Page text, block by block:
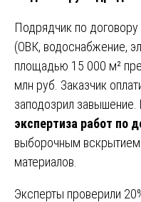
Подрядчик по
(ОВК, водоснабжение,
площадью 15 000 м²
млн руб. Заказчик
заподозрил завышение.
экспертиза работ по
выборочным
материалов.
Эксперты проверили